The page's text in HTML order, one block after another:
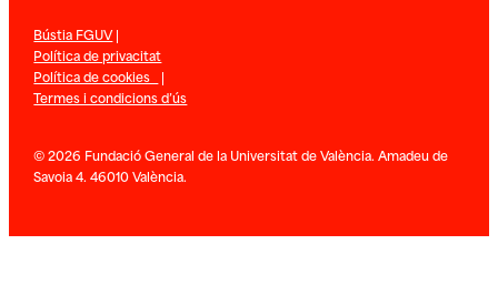
Bústia FGUV|
Política de privacitat
Política de cookies |
Termes i condicions d’ús
© 2026 Fundació General de la Universitat de València. Amadeu de
Savoia 4. 46010 València.